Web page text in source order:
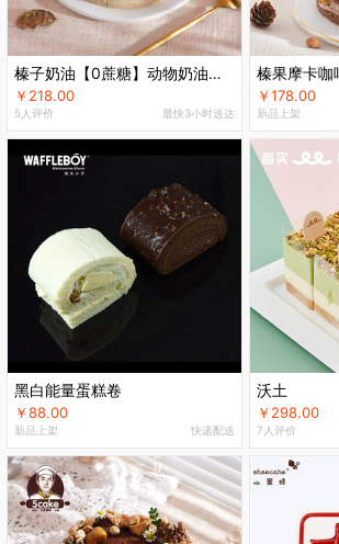
榛子奶油【0蔗糖】动物奶油生日蛋糕
￥218.00
5人评价 最快3小时送达
￥178.00
新品上架
黑白能量蛋糕卷
￥88.00
新品上架 快递配送
沃土
￥298.00
7人评价